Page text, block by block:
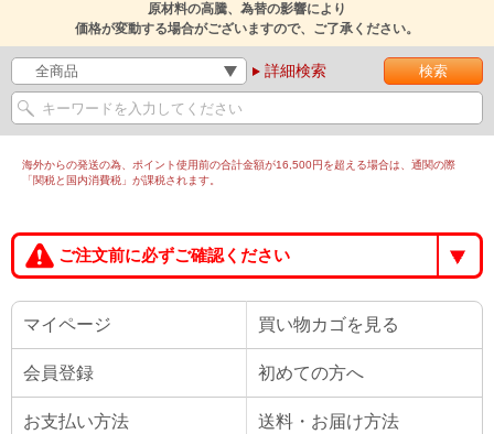
原材料の高騰、為替の影響により
価格が変動する場合がございますので、ご了承ください。
詳細検索
海外からの発送の為、ポイント使用前の合計金額が16,500円を超える場合は、通関の際
「関税と国内消費税」が課税されます。
ご注文前に必ずご確認ください
マイページ 買い物カゴを見る
会員登録 初めての方へ
お支払い方法 送料・お届け方法